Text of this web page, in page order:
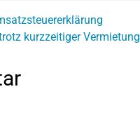
kurzzeitiger Vermietung